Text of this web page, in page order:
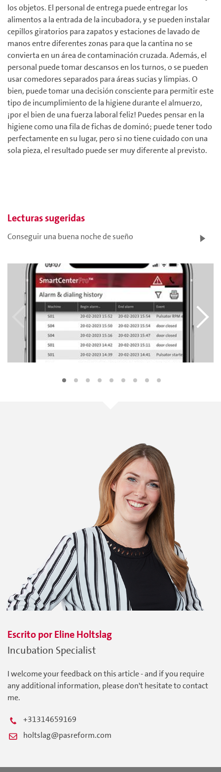
los objetos. El personal de entrega puede entregar los
alimentos a la entrada de la incubadora, y se pueden instalar
cepillos giratorios para zapatos y estaciones de lavado de
manos entre diferentes zonas para que la cantina no se
convierta en un área de contaminación cruzada. Además, el
personal puede tomar descansos en los turnos, o se pueden
usar comedores separados para áreas sucias y limpias. O
bien, puede tomar una decisión consciente para permitir este
tipo de incumplimiento de la higiene durante el almuerzo,
¡por el bien de una fuerza laboral feliz! Puedes pensar en la
higiene como una fila de fichas de dominó; puede tener todo
perfectamente en su lugar, pero si no tiene cuidado con una
sola pieza, el resultado puede ser muy diferente al previsto.
Lecturas sugeridas
Conseguir una buena noche de sueño
Escrito porElineHoltslag
Incubation Specialist
I welcome your feedback on this article - and if you require
any additional information, please don't hesitate to contact
me.
+31314659169
holtslag@pasreform.com